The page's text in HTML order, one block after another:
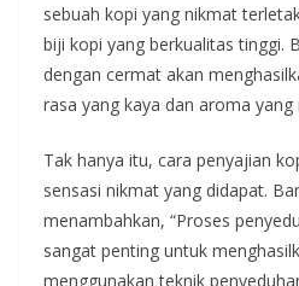
sebuah kopi yang nikmat
biji kopi yang berkualitas tinggi.
dengan cermat akan
rasa yang kaya dan aroma yang
Tak hanya itu, cara penyajian
sensasi nikmat yang didapat.
menambahkan, “Proses
sangat penting untuk
menggunakan teknik